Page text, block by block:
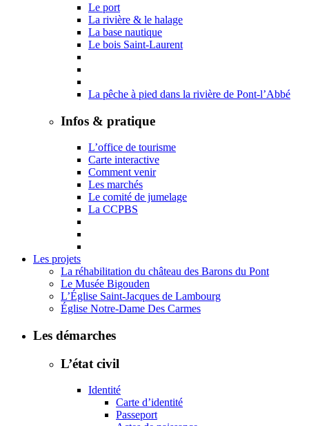
Le port
La rivière & le halage
La base nautique
Le bois Saint-Laurent
La pêche à pied dans la rivière de Pont-l’Abbé
Infos & pratique
L’office de tourisme
Carte interactive
Comment venir
Les marchés
Le comité de jumelage
La CCPBS
Les projets
La réhabilitation du château des Barons du Pont
Le Musée Bigouden
L’Église Saint-Jacques de Lambourg
Église Notre-Dame Des Carmes
Les démarches
L’état civil
Identité
Carte d’identité
Passeport